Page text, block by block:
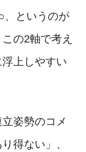
というのが
の2軸で考え
上しやすい
姿勢のコメ
得ない」、